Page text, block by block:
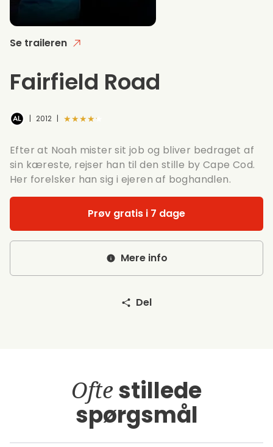
Se traileren
Fairfield Road
| 2012 | ★★★★★
Efter at Noah mister sit job og bliver bedraget af
sin kæreste, rejser han til den stille by Cape Cod.
Her forelsker han sig i ejeren af boghandlen.
Prøv gratis i 7 dage
Mere info
Del
Ofte stillede
spørgsmål